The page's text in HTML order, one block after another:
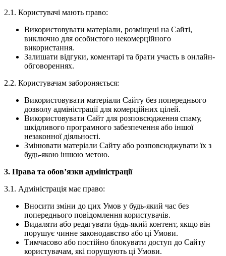
2.1. Користувачі мають право:
Використовувати матеріали, розміщені на Сайті,
виключно для особистого некомерційного
використання.
Залишати відгуки, коментарі та брати участь в онлайн-
обговореннях.
2.2. Користувачам забороняється:
Використовувати матеріали Сайту без попереднього
дозволу адміністрації для комерційних цілей.
Використовувати Сайт для розповсюдження спаму,
шкідливого програмного забезпечення або іншої
незаконної діяльності.
Змінювати матеріали Сайту або розповсюджувати їх з
будь-якою іншою метою.
3. Права та обов’язки адміністрації
3.1. Адміністрація має право:
Вносити зміни до цих Умов у будь-який час без
попереднього повідомлення користувачів.
Видаляти або редагувати будь-який контент, якщо він
порушує чинне законодавство або ці Умови.
Тимчасово або постійно блокувати доступ до Сайту
користувачам, які порушують ці Умови.